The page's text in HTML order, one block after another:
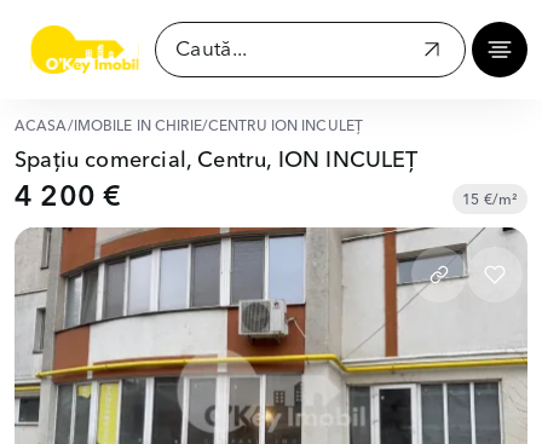
ACASĂ/ IMOBILE ÎN CHIRIE/CENTRU ION INCULEȚ
Spațiu comercial, Centru, ION INCULEȚ
4 200 € 15 €/m²